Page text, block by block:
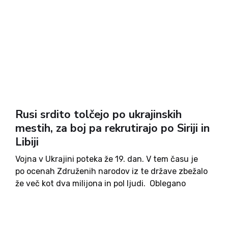
Rusi srdito tolčejo po ukrajinskih
mestih, za boj pa rekrutirajo po Siriji in
Libiji
Vojna v Ukrajini poteka že 19. dan. V tem času je
po ocenah Združenih narodov iz te države zbežalo
že več kot dva milijona in pol ljudi. Oblegano